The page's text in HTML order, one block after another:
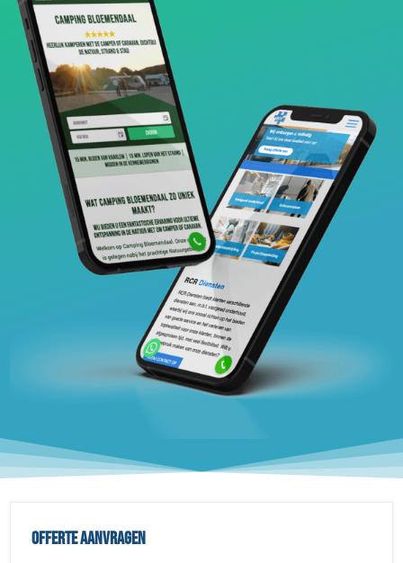
Offerte aanvragen